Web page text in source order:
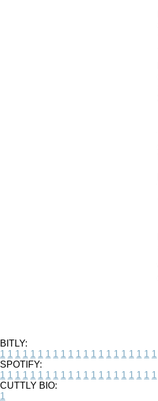
BITLY:
1 1 1 1 1 1 1 1 1 1 1 1 1 1 1 1 1 1 1 1 1
SPOTIFY:
1 1 1 1 1 1 1 1 1 1 1 1 1 1 1 1 1 1 1 1 1
CUTTLY BIO:
1